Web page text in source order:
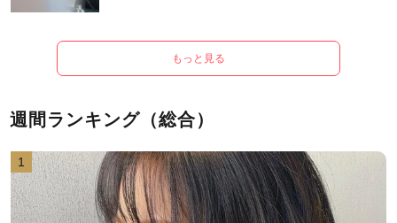
もっと見る
週間ランキング（総合）
1